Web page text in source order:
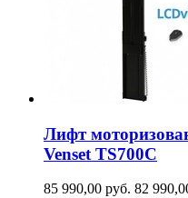
Лифт
Venset TS700С
85 990,00 руб. 82